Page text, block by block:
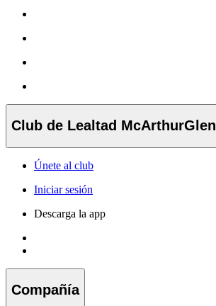
Club de Lealtad McArthurGlen
Únete al club
Iniciar sesión
Descarga la app
Compañía